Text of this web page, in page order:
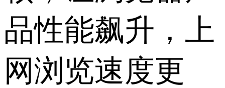
品性能飙升，上
网浏览速度更